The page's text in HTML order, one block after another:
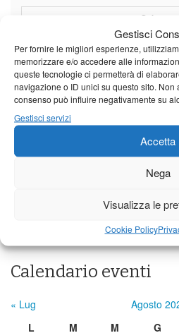
Gestisci
Per fornire le migliori esperienze,
memorizzare e/o accedere alle
queste tecnologie ci permetterà di
navigazione o ID unici su questo sito. Non
consenso può influire negativamente su
Gestisci servizi
Accetta
Nega
Visualizza le
Cookie Policy
Sabato
23°C|
Barga
Previsioni a
Calendario eventi
« Lug Agosto
L
M M G